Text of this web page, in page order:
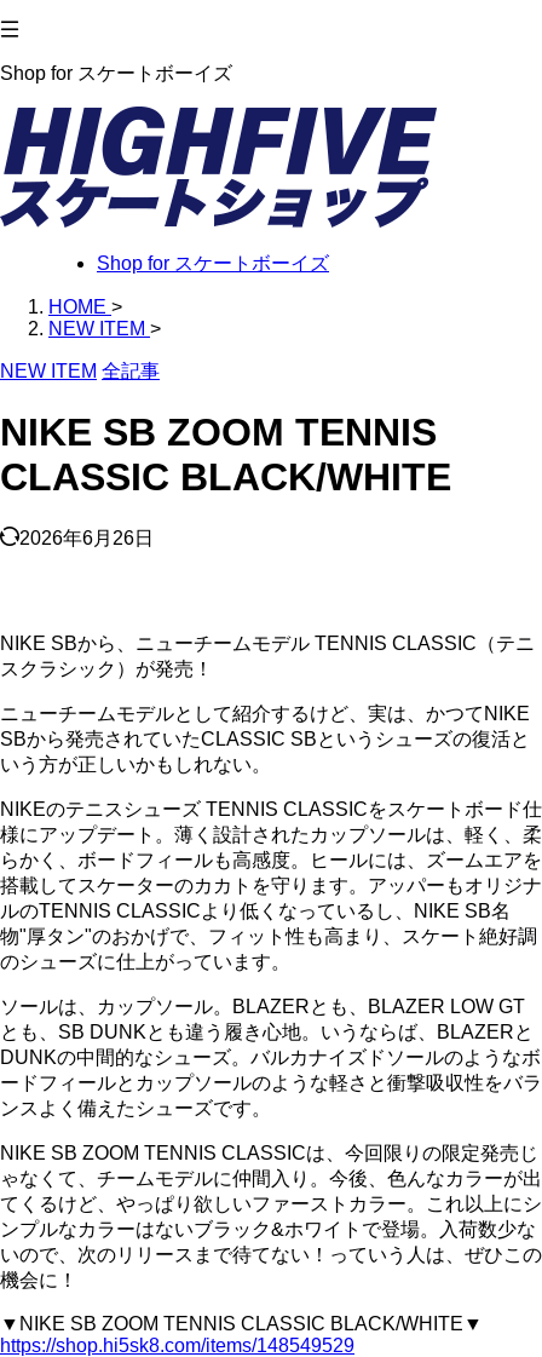
Shop for スケートボーイズ
Shop for スケートボーイズ
HOME >
NEW ITEM >
NEW ITEM 全記事
NIKE SB ZOOM TENNIS
CLASSIC BLACK/WHITE
2026年6月26日
NIKE SBから、ニューチームモデル TENNIS CLASSIC（テニ
スクラシック）が発売！
ニューチームモデルとして紹介するけど、実は、かつてNIKE
SBから発売されていたCLASSIC SBというシューズの復活と
いう方が正しいかもしれない。
NIKEのテニスシューズ TENNIS CLASSICをスケートボード仕
様にアップデート。薄く設計されたカップソールは、軽く、柔
らかく、ボードフィールも高感度。ヒールには、ズームエアを
搭載してスケーターのカカトを守ります。アッパーもオリジナ
ルのTENNIS CLASSICより低くなっているし、NIKE SB名
物"厚タン"のおかげで、フィット性も高まり、スケート絶好調
のシューズに仕上がっています。
ソールは、カップソール。BLAZERとも、BLAZER LOW GT
とも、SB DUNKとも違う履き心地。いうならば、BLAZERと
DUNKの中間的なシューズ。バルカナイズドソールのようなボ
ードフィールとカップソールのような軽さと衝撃吸収性をバラ
ンスよく備えたシューズです。
NIKE SB ZOOM TENNIS CLASSICは、今回限りの限定発売じ
ゃなくて、チームモデルに仲間入り。今後、色んなカラーが出
てくるけど、やっぱり欲しいファーストカラー。これ以上にシ
ンプルなカラーはないブラック&ホワイトで登場。入荷数少な
いので、次のリリースまで待てない！っていう人は、ぜひこの
機会に！
▼NIKE SB ZOOM TENNIS CLASSIC BLACK/WHITE▼
https://shop.hi5sk8.com/items/148549529